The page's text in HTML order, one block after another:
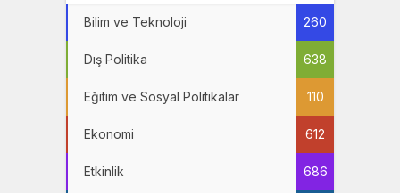
Bilim ve Teknoloji 260
Dış Politika 638
Eğitim ve Sosyal Politikalar 110
Ekonomi 612
Etkinlik 686